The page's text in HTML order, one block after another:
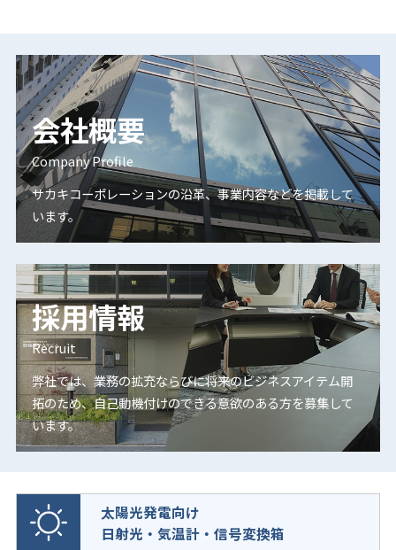
会社概要
Company Profile
サカキコーポレーションの沿革、事業内容などを掲載して
います。
採用情報
Recruit
弊社では、業務の拡充ならびに将来のビジネスアイテム開
拓のため、自己動機付けのできる意欲のある方を募集して
います。
太陽光発電向け
日射光・気温計・信号変換箱